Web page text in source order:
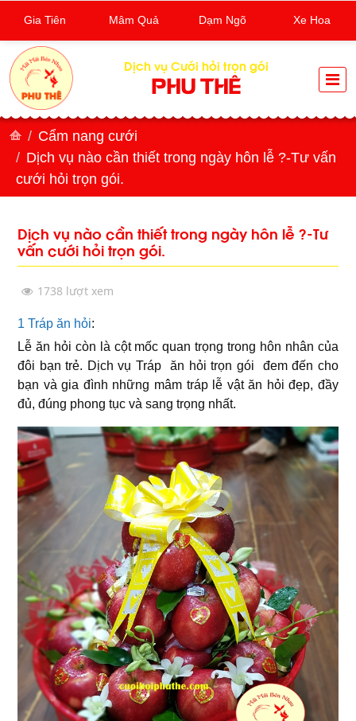
Dịch vụ Cưới hỏi trọn gói
PHU THÊ
Cẩm nang cưới
Dịch vụ nào cần thiết trong ngày hôn lễ ?-Tư vấn
cưới hỏi trọn gói.
Dịch vụ nào cần thiết trong ngày hôn lễ ?-Tư
vấn cưới hỏi trọn gói.
1738 lượt xem
1 Tráp ăn hỏi:
Lễ ăn hỏi còn là cột mốc quan trọng trong hôn nhân của
đôi bạn trẻ. Dịch vụ Tráp ăn hỏi trọn gói đem đến cho
bạn và gia đình những mâm tráp lễ vật ăn hỏi đẹp, đầy
đủ, đúng phong tục và sang trọng nhất.
Gia Tiên Mâm Quả Dạm Ngõ Xe Hoa